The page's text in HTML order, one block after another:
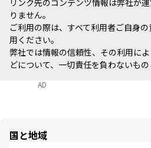
リンク先のコンテンツ情報は弊社が
りません。
ご利用の際は、すべて利用者ご自身
用ください。
弊社では情報の信頼性、その利用に
どについて、一切責任を負わないもの
AD
国と地域